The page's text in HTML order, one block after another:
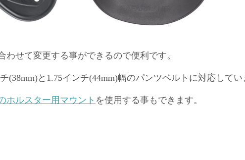
わせて変更する事ができるので便利です。
(38mm)と1.75インチ(44mm)幅のパンツベルトに対応してい
ホルスター用マウント を使用する事もできます。